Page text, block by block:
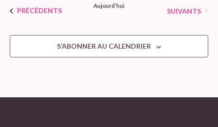
ÉVÈNEMENTS
PRÉCÉDENTS
Aujourd’hui
ÉVÈNEMENTS
SUIVANTS
S’ABONNER AU CALENDRIER